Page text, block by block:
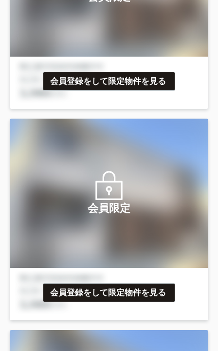
会員登録をして限定物件を見る
会員限定
会員登録をして限定物件を見る